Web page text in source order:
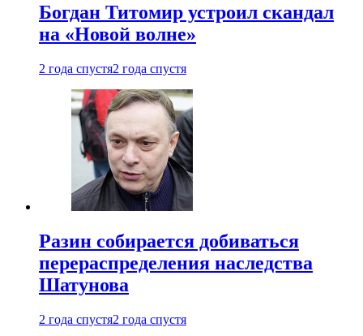
Богдан Титомир устроил скандал
на «Новой волне»
2 года спустя2 года спустя
Разин собирается добиваться
перераспределения наследства
Шатунова
2 года спустя2 года спустя